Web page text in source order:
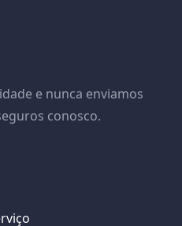
e nunca enviamos
conosco.